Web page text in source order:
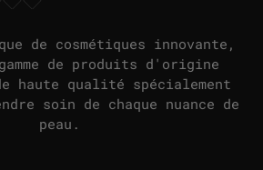
de cosmétiques innovante,
de produits d'origine
haute qualité spécialement
soin de chaque nuance de
peau.